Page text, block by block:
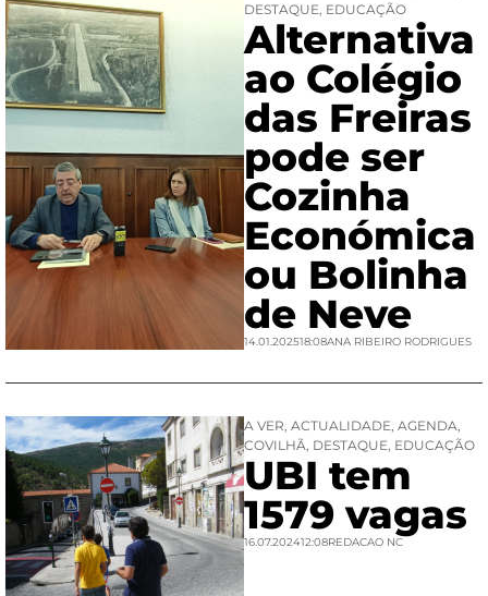
DESTAQUE, EDUCAÇÃO
Alternativa
ao Colégio
das Freiras
pode ser
Cozinha
Económica
ou Bolinha
de Neve
14.01.202518:08ANA RIBEIRO RODRIGUES
A VER, ACTUALIDADE, AGENDA,
COVILHÃ, DESTAQUE, EDUCAÇÃO
UBI tem
1579 vagas
16.07.202412:08REDACAO NC